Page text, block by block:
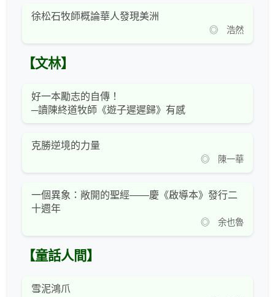
徐松石牧師概論華人發現美洲
◎ 浩然
【文林】
好一本勵志的自傳！
─讀陳終道牧師《遊子遲遲歸》有感
克勝逆境的力量
◎ 陳一華
一個異象：敞開的聖經——慶《啟導本》發行二
十週年
◎ 余也魯
【童話人間】
雪泥鴻爪